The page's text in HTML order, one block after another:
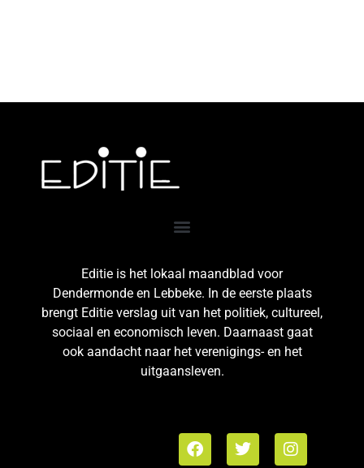
Editie is het lokaal maandblad voor
Dendermonde en Lebbeke. In de eerste plaats
brengt Editie verslag uit van het politiek, cultureel,
sociaal en economisch leven. Daarnaast gaat
ook aandacht naar het verenigings- en het
uitgaansleven.